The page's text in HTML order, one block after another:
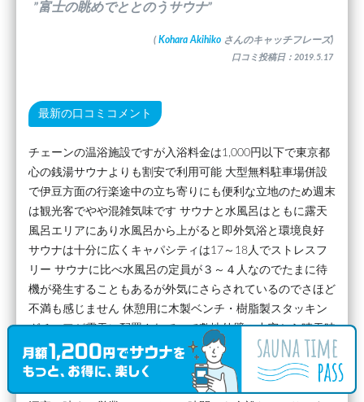
”富士の眺めでととのうサウナ”
( Kohara Akihiko さんのキャッチフレーズ)
口コミ投稿日：2019.5.17
最新の口コミコメント
チェーンの温浴施設ですが入浴料金は1,000円以下で東京都
心の銭湯サウナよりも割安で利用可能 大型無料駐車場併設
で伊豆方面の行楽途中の立ち寄りにも便利な立地のため週末
は観光客でやや混雑気味です サウナと水風呂はともに露天
風呂エリアにあり水風呂から上がると即外気浴と環境良好
サウナは十分に広くキャパシティは17～18人でストレスフ
リー サウナに比べ水風呂の定員が３～４人なのでたまに待
機が発生することもあるが外気にさらされているのでさほど
不満も感じません 休憩用に木製ベンチ・樹脂製スタッキン
グチェアが露天に配置されていて敷地外壁の小窓から晴天時
には富士山が裾野まで見える場所もあり富士見のととのい効
果が得られるかもしれません また寝そべり湯では外気浴+半
身浴+岩盤浴を同時に味わうことができリラックス効果絶大